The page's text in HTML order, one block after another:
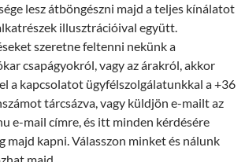
lesz átböngészni majd a teljes kínálatot
illusztrációival együtt.
szeretne feltenni nekünk a
csapágyokról, vagy az árakról, akkor
a kapcsolatot ügyfélszolgálatunkkal a +36
tárcsázva, vagy küldjön e-mailt az
e-mail címre, és itt minden kérdésére
majd kapni. Válasszon minket és nálunk